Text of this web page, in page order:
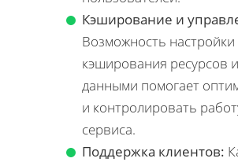
Кэширование и
Возможность настройки
кэширования ресурсов
данными помогает
и контролировать
сервиса.
Поддержка клиентов: